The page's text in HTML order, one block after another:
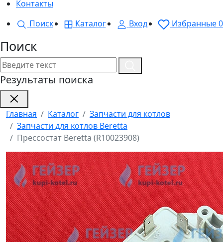
Контакты
Поиск
Каталог Вход Избранные0
Поиск
Результаты поиска
Главная Каталог
Запчасти для котлов
Запчасти для котлов Beretta
Прессостат Beretta (R10023908)